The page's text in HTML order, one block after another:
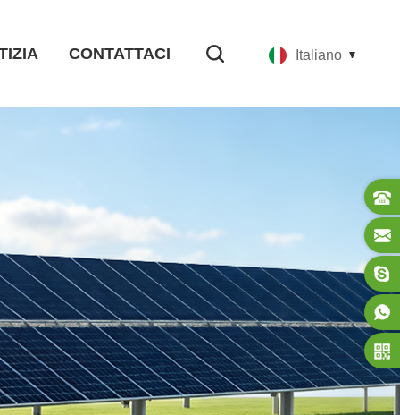
Italiano
CONTATTACI